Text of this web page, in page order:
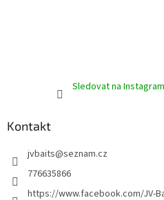
Sledovat na
Kontakt
jvbaits@seznam.cz
776635866
https://www.facebook.com/JV-